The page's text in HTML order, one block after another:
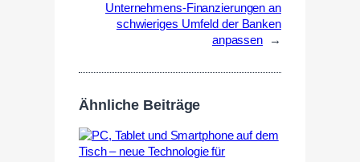
Unternehmens-Finanzierungen an
schwieriges Umfeld der Banken
anpassen
→
Ähnliche Beiträge